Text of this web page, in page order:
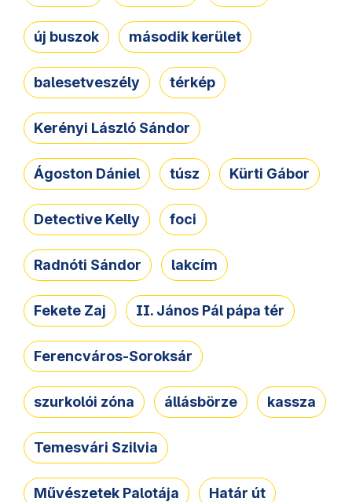
új buszok második kerület
balesetveszély térkép
Kerényi László Sándor
Ágoston Dániel túsz Kürti Gábor
Detective Kelly foci
Radnóti Sándor lakcím
Fekete Zaj II. János Pál pápa tér
Ferencváros-Soroksár
szurkolói zóna állásbörze kassza
Temesvári Szilvia
Művészetek Palotája Határ út